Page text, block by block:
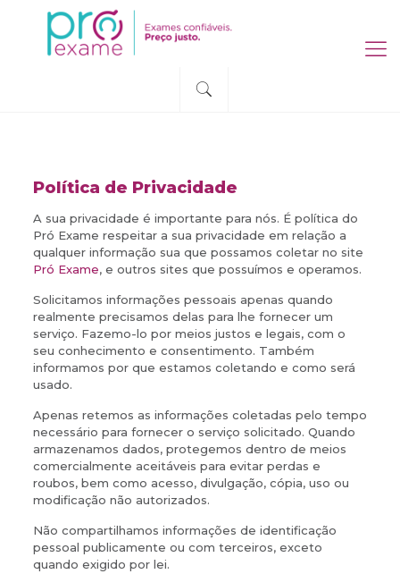
Política de Privacidade
A sua privacidade é importante para nós. É política do
Pró Exame respeitar a sua privacidade em relação a
qualquer informação sua que possamos coletar no site
Pró Exame, e outros sites que possuímos e operamos.
Solicitamos informações pessoais apenas quando
realmente precisamos delas para lhe fornecer um
serviço. Fazemo-lo por meios justos e legais, com o
seu conhecimento e consentimento. Também
informamos por que estamos coletando e como será
usado.
Apenas retemos as informações coletadas pelo tempo
necessário para fornecer o serviço solicitado. Quando
armazenamos dados, protegemos dentro de meios
comercialmente aceitáveis ​​para evitar perdas e
roubos, bem como acesso, divulgação, cópia, uso ou
modificação não autorizados.
Não compartilhamos informações de identificação
pessoal publicamente ou com terceiros, exceto
quando exigido por lei.